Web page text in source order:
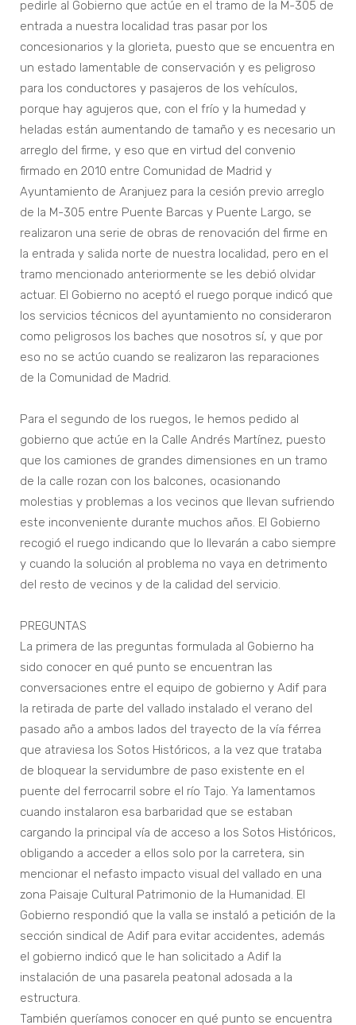
pedirle al Gobierno que actúe en el tramo de la M-305 de
entrada a nuestra localidad tras pasar por los
concesionarios y la glorieta, puesto que se encuentra en
un estado lamentable de conservación y es peligroso
para los conductores y pasajeros de los vehículos,
porque hay agujeros que, con el frío y la humedad y
heladas están aumentando de tamaño y es necesario un
arreglo del firme, y eso que en virtud del convenio
firmado en 2010 entre Comunidad de Madrid y
Ayuntamiento de Aranjuez para la cesión previo arreglo
de la M-305 entre Puente Barcas y Puente Largo, se
realizaron una serie de obras de renovación del firme en
la entrada y salida norte de nuestra localidad, pero en el
tramo mencionado anteriormente se les debió olvidar
actuar. El Gobierno no aceptó el ruego porque indicó que
los servicios técnicos del ayuntamiento no consideraron
como peligrosos los baches que nosotros sí, y que por
eso no se actúo cuando se realizaron las reparaciones
de la Comunidad de Madrid.
Para el segundo de los ruegos, le hemos pedido al
gobierno que actúe en la Calle Andrés Martínez, puesto
que los camiones de grandes dimensiones en un tramo
de la calle rozan con los balcones, ocasionando
molestias y problemas a los vecinos que llevan sufriendo
este inconveniente durante muchos años. El Gobierno
recogió el ruego indicando que lo llevarán a cabo siempre
y cuando la solución al problema no vaya en detrimento
del resto de vecinos y de la calidad del servicio.
PREGUNTAS
La primera de las preguntas formulada al Gobierno ha
sido conocer en qué punto se encuentran las
conversaciones entre el equipo de gobierno y Adif para
la retirada de parte del vallado instalado el verano del
pasado año a ambos lados del trayecto de la vía férrea
que atraviesa los Sotos Históricos, a la vez que trataba
de bloquear la servidumbre de paso existente en el
puente del ferrocarril sobre el río Tajo. Ya lamentamos
cuando instalaron esa barbaridad que se estaban
cargando la principal vía de acceso a los Sotos Históricos,
obligando a acceder a ellos solo por la carretera, sin
mencionar el nefasto impacto visual del vallado en una
zona Paisaje Cultural Patrimonio de la Humanidad. El
Gobierno respondió que la valla se instaló a petición de la
sección sindical de Adif para evitar accidentes, además
el gobierno indicó que le han solicitado a Adif la
instalación de una pasarela peatonal adosada a la
estructura.
También queríamos conocer en qué punto se encuentra